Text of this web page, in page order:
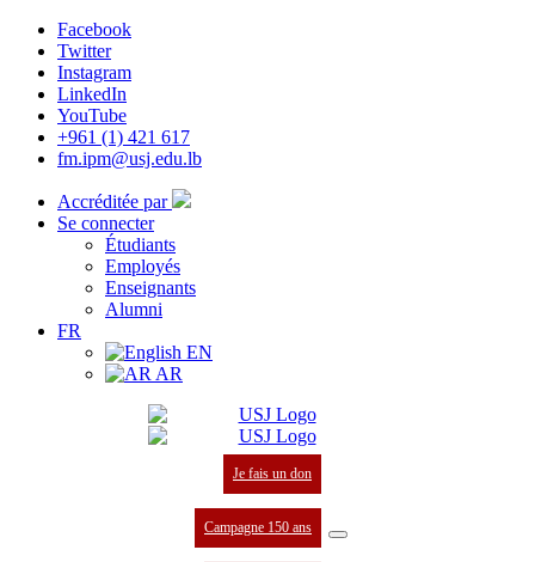
Facebook
Twitter
Instagram
LinkedIn
YouTube
+961 (1) 421 617
fm.ipm@usj.edu.lb
Accréditée par
Se connecter
Étudiants
Employés
Enseignants
Alumni
FR
EN
AR
Je fais un don
Campagne 150 ans